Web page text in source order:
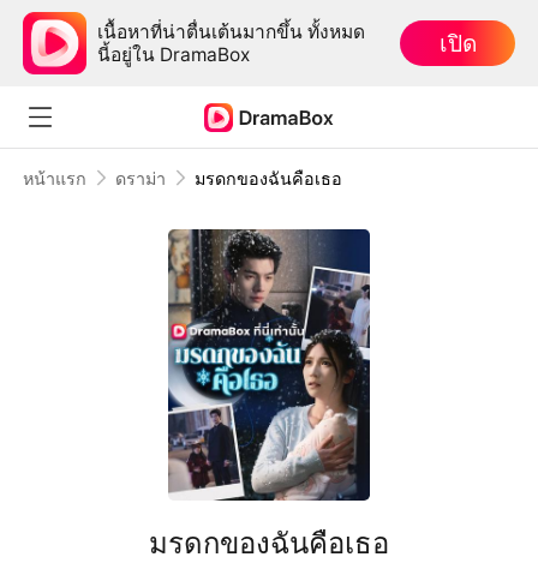
เนื้อหาที่น่าตื่นเต้นมากขึ้น ทั้งหมด
นี้อยู่ใน DramaBox
เปิด
หน้าแรก ดราม่า มรดกของฉันคือเธอ
มรดกของฉันคือเธอ